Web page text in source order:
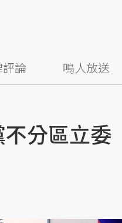
論 鳴人放送
分區立委